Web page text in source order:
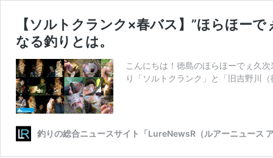
【ソルトクランク×春バス】”ほらほー
なる釣りとは。
こんにちは！徳島のほらほーでぇ久
り「ソルトクランク」と「旧吉野川
釣りの総合ニュースサイト「LureNewsR（ルアーニュース